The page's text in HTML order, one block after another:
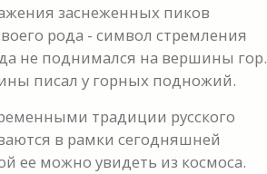
заснеженных пиков
рода - символ стремления
не поднимался на вершины гор.
писал у горных подножий.
традиции русского
в рамки сегодняшней
ее можно увидеть из космоса.